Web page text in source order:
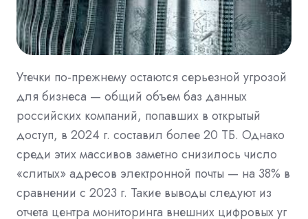
Утечки по-прежнему остаются серьезной угрозой
для бизнеса — общий объем баз данных
российских компаний, попавших в открытый
доступ, в 2024 г. составил более 20 ТБ. Однако
среди этих массивов заметно снизилось число
«слитых» адресов электронной почты — на 38% в
сравнении с 2023 г. Такие выводы следуют из
отчета центра мониторинга внешних цифровых уг